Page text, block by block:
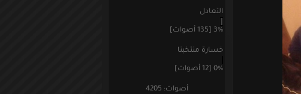
التعادل
3% [135 أصوات]
خسارة منتخبنا
0% [12 أصوات]
أصوات: 4205